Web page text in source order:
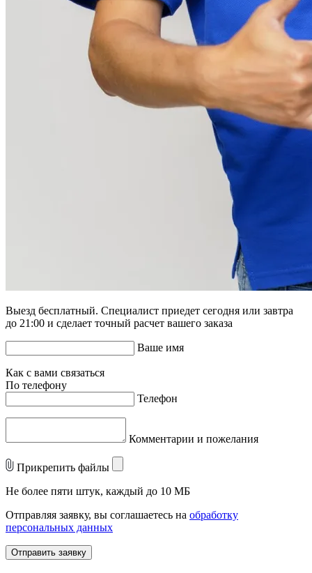
Выезд бесплатный. Специалист приедет сегодня или завтра
до 21:00 и сделает точный расчет вашего заказа
Ваше имя
Как с вами связаться
По телефону
Телефон
Комментарии и пожелания
Прикрепить файлы
Не более пяти штук, каждый до 10 МБ
Отправляя заявку, вы соглашаетесь на обработку
персональных данных
Отправить заявку